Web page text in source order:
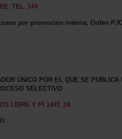
por promoción interna, Orden
ÚNICO POR EL QUE SE
SELECTIVO
LIBRE Y PI 1445_24